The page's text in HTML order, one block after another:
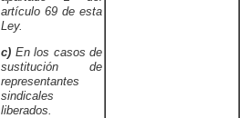
artículo 69 de esta
Ley.
c) En los casos de
sustitución de
representantes
sindicales
liberados.